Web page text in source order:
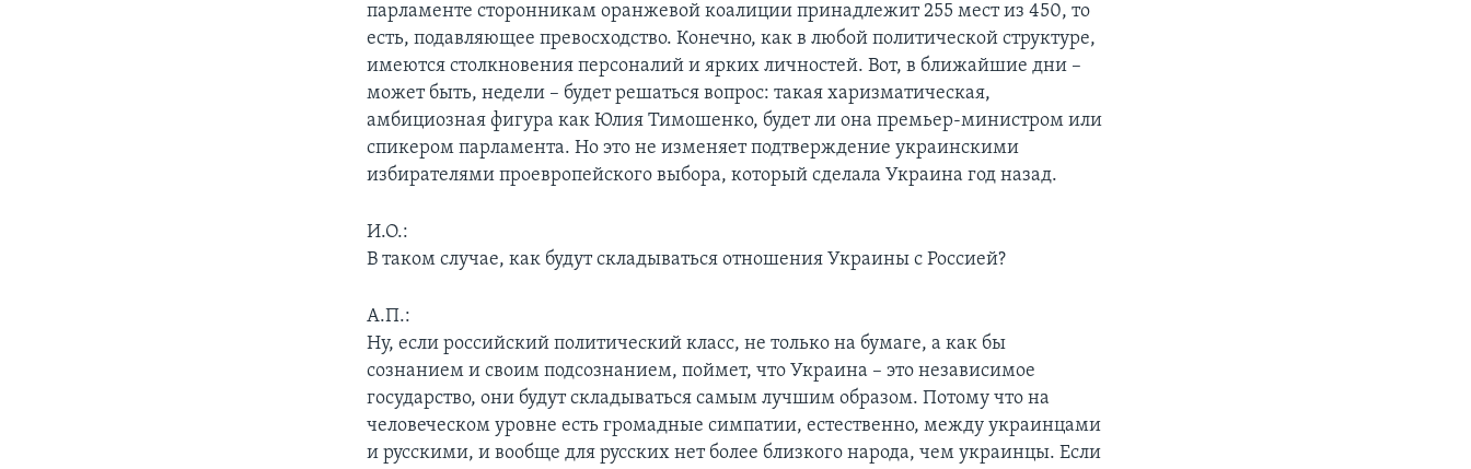
парламенте сторонникам оранжевой коалиции принадлежит 255 мест из 450, то
есть, подавляющее превосходство. Конечно, как в любой политической структуре,
имеются столкновения персоналий и ярких личностей. Вот, в ближайшие дни –
может быть, недели – будет решаться вопрос: такая харизматическая,
амбициозная фигура как Юлия Тимошенко, будет ли она премьер-министром или
спикером парламента. Но это не изменяет подтверждение украинскими
избирателями проевропейского выбора, который сделала Украина год назад.
И.О.:
В таком случае, как будут складываться отношения Украины с Россией?
А.П.:
Ну, если российский политический класс, не только на бумаге, а как бы
сознанием и своим подсознанием, поймет, что Украина – это независимое
государство, они будут складываться самым лучшим образом. Потому что на
человеческом уровне есть громадные симпатии, естественно, между украинцами
и русскими, и вообще для русских нет более близкого народа, чем украинцы. Если